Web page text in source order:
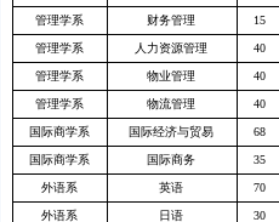
管理学系 财务管理 15
管理学系 人力资源管理 40
管理学系 物业管理 40
管理学系 物流管理 40
国际商学系 国际经济与贸易 68
国际商学系 国际商务 35
外语系 英语 70
外语系 日语 30